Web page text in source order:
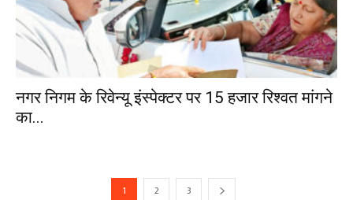
नगर निगम के रिवेन्यू इंस्पेक्टर पर 15 हजार रिश्वत मांगने
का...
1 2 3